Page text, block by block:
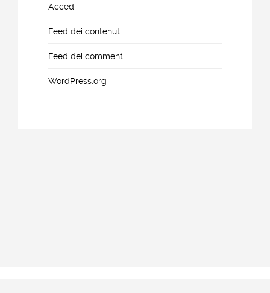
Accedi
Feed dei contenuti
Feed dei commenti
WordPress.org